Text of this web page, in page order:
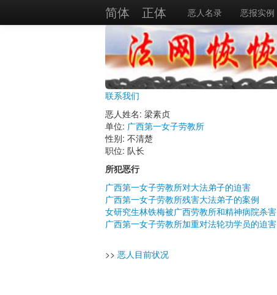
简体 正体 恶人名录 恶报实例
联系我们
恶人姓名: 梁素贞
单位: 广西第一女子劳教所
性别: 不清楚
职位: 队长
所犯恶行
广西第一女子劳教所对大法弟子的迫害
广西第一女子劳教所残害大法弟子的案例
女研究生林铁梅被广西劳教所和精神病院杀害
广西第一女子劳教所加重对法轮功学员的迫害
>> 恶人目前状况